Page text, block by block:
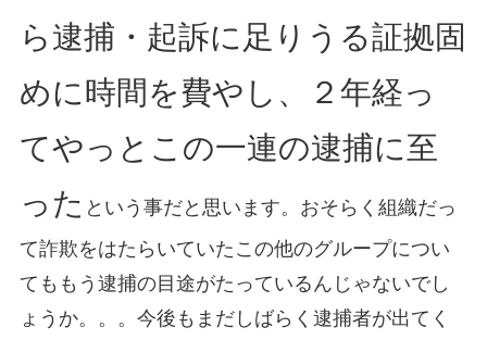
ら逮捕・起訴に足りうる証拠固
めに時間を費やし、２年経っ
てやっとこの一連の逮捕に至
った という事だと思います。おそらく組織だっ
て詐欺をはたらいていたこの他のグループについ
てももう逮捕の目途がたっているんじゃないでし
ょうか。。。今後もまだしばらく逮捕者が出てく